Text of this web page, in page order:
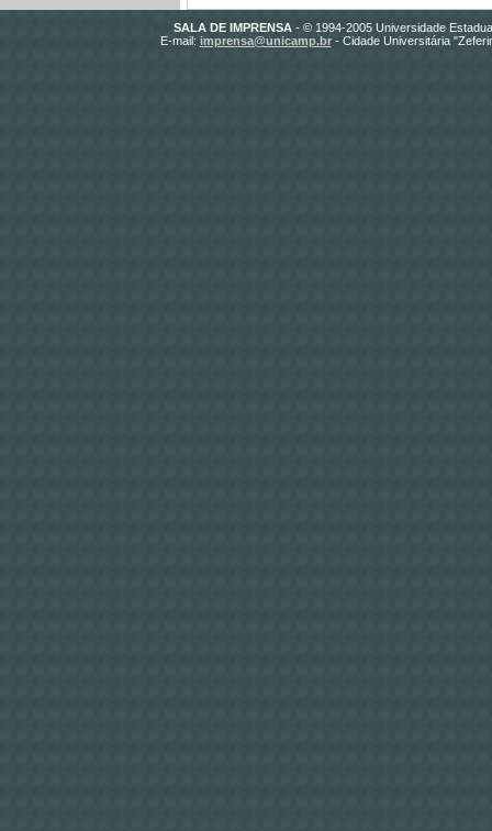
SALA DE IMPRENSA- © 1994-2005 Universidade
E-mail: imprensa@unicamp.br- Cidade Universitária